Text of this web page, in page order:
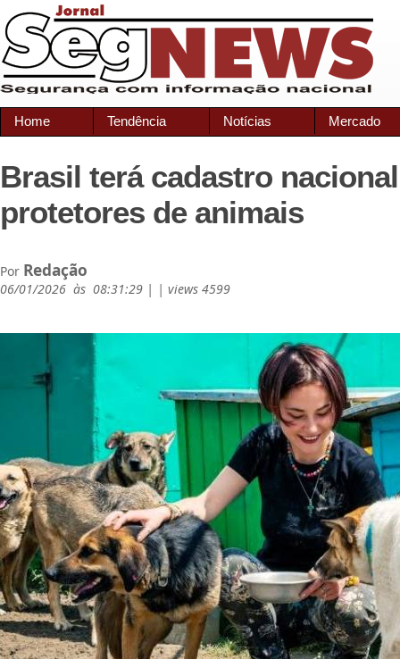
Home Tendência Notícias Mercado
Brasil terá cadastro
protetores de animais
Por Redação
06/01/2026 às 08:31:29 | | views 4599